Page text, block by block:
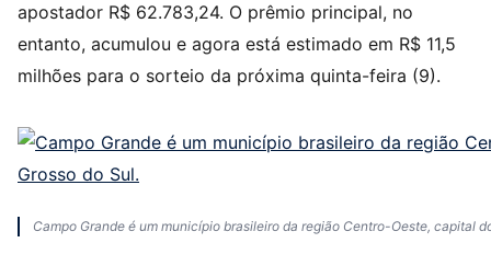
apostador R$ 62.783,24. O prêmio principal, no
entanto, acumulou e agora está estimado em R$ 11,5
milhões para o sorteio da próxima quinta-feira (9).
Campo Grande é um município brasileiro da região Centro-Oeste, capital